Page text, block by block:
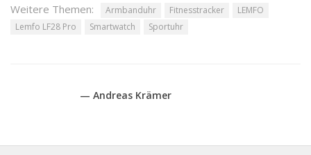
Weitere Themen: Armbanduhr Fitnesstracker
LEMFO
Lemfo LF28 Pro
Smartwatch Sportuhr
— Andreas Krämer